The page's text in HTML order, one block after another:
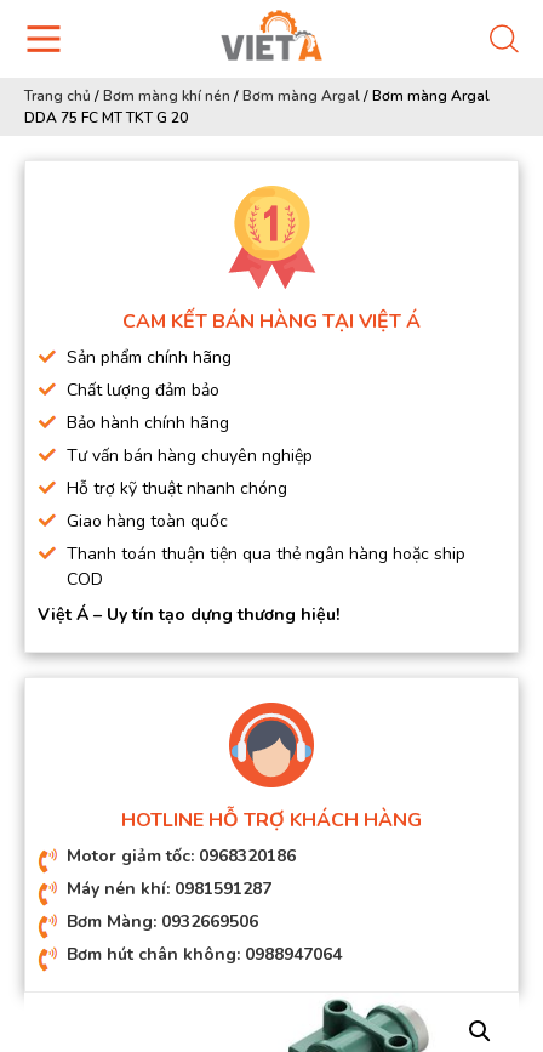
Trang chủ /Bơm màng khí nén /Bơm màng Argal/Bơm màng Argal
DDA 75 FC MT TKT G 20
CAM KẾT BÁN HÀNG TẠI VIỆT Á
Sản phẩm chính hãng
Chất lượng đảm bảo
Bảo hành chính hãng
Tư vấn bán hàng chuyên nghiệp
Hỗ trợ kỹ thuật nhanh chóng
Giao hàng toàn quốc
Thanh toán thuận tiện qua thẻ ngân hàng hoặc ship
COD
Việt Á – Uy tín tạo dựng thương hiệu!
HOTLINE HỖ TRỢ KHÁCH HÀNG
Motor giảm tốc: 0968320186
Máy nén khí: 0981591287
Bơm Màng: 0932669506
Bơm hút chân không: 0988947064